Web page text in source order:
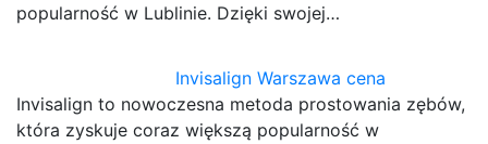
popularność w Lublinie. Dzięki swojej…
Invisalign Warszawa cena
Invisalign to nowoczesna metoda prostowania zębów,
która zyskuje coraz większą popularność w